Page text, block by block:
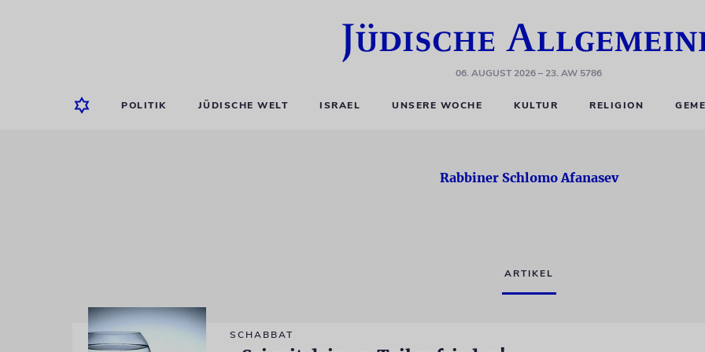
06. AUGUST 2026– 23. AW 5786
POLITIK JÜDISCHE WELT ISRAEL UNSERE WOCHE KULTUR RELIGION
Rabbiner Schlomo Afanasev
ARTIKEL
SCHABBAT